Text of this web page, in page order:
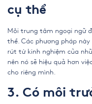
cụ thể
Mỗi trung tâm ngoại ngữ
thể. Các phương pháp
rút từ kinh nghiệm của
nên nó sẽ hiệu quả hơn
cho riêng mình.
3. Có môi